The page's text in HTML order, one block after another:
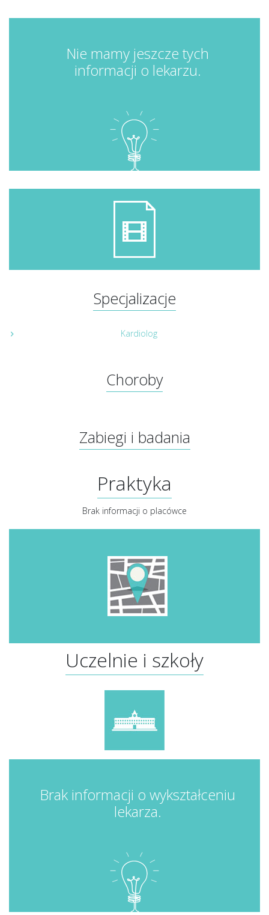
Nie mamy jeszcze tych
informacji o lekarzu.
Specjalizacje
Kardiolog
Choroby
Zabiegi i badania
Praktyka
Brak informacji o placówce
Uczelnie i szkoły
Brak informacji o wykształceniu
lekarza.